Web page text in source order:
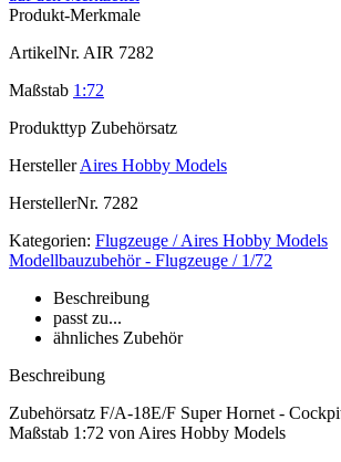
Produkt-Merkmale
ArtikelNr. AIR 7282
Maßstab 1:72
Produkttyp Zubehörsatz
Hersteller Aires Hobby Models
HerstellerNr. 7282
Kategorien: Flugzeuge / Aires Hobby Models
Modellbauzubehör - Flugzeuge / 1/72
Beschreibung
passt zu...
ähnliches Zubehör
Beschreibung
Zubehörsatz F/A-18E/F Super Hornet -
Maßstab 1:72 von Aires Hobby Models